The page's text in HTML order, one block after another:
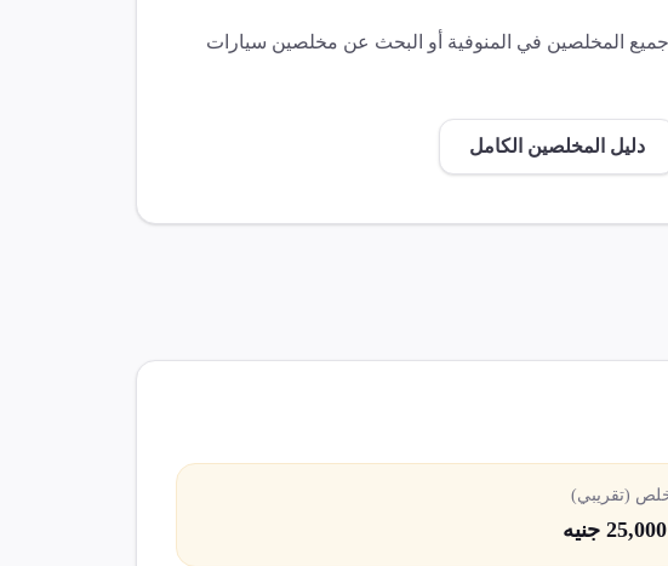
المخلصين في المنوفية أو البحث عن مخلصين سيارات
دليل المخلصين الكامل
(تقريبي)